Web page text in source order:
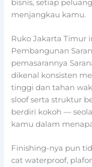
bisnis, setiap
menjangkau kamu.
Ruko Jakarta Timur
Pembangunan
pemasarannya
dikenal konsisten
tinggi dan tahan
sloof serta struktur
berdiri kokoh —
kamu dalam
Finishing-nya pun
cat waterproof,